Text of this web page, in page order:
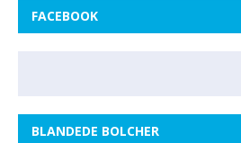
FACEBOOK
BLANDEDE BOLCHER